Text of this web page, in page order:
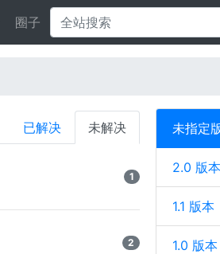
圈子
已解决 未解决
1
2
未指定
2.0 版本
1.1 版本
1.0 版本